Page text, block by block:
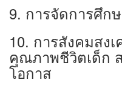
9. การจัดการศึก
10. การสังคมสง
คุณภาพชีวิตเด็ก
โอกาส